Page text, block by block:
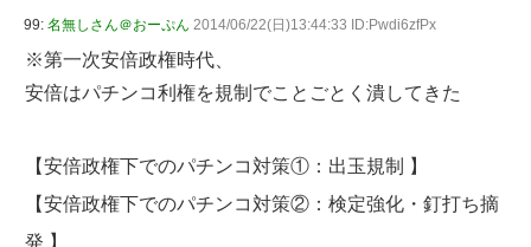
99: 名無しさん＠おーぷん 2014/06/22(日)13:44:33 ID:Pwdi6zfPx
※第一次安倍政権時代、
安倍はパチンコ利権を規制でことごとく潰してきた
【安倍政権下でのパチンコ対策①：出玉規制 】
【安倍政権下でのパチンコ対策②：検定強化・釘打ち摘
発 】